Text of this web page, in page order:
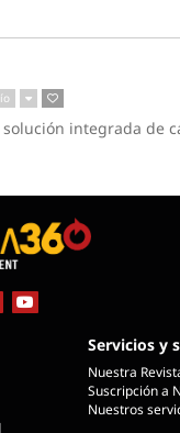
integrada de
Servicios y
Nuestra
Suscripción a
Nuestros